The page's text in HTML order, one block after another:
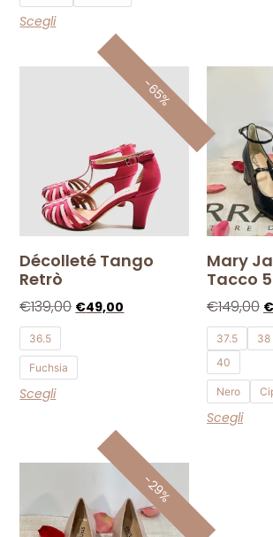
Scegli
-65%
Décolleté Tango
Retrò
€139,00 €49,00
36.5
Fuchsia
Scegli
Mary
Tacco 5
€149,00 €
37.5 38
40
Nero
Scegli
-29%